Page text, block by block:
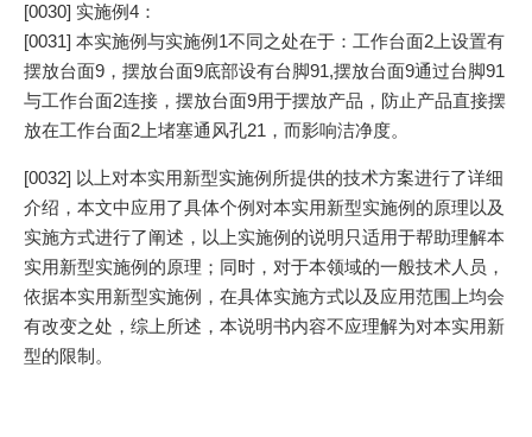
[0030] 实施例4：
[0031] 本实施例与实施例1不同之处在于：工作台面2上设置有
摆放台面9，摆放台面9底部设有台脚91,摆放台面9通过台脚91
与工作台面2连接，摆放台面9用于摆放产品，防止产品直接摆
放在工作台面2上堵塞通风孔21，而影响洁净度。
[0032] 以上对本实用新型实施例所提供的技术方案进行了详细
介绍，本文中应用了具体个例对本实用新型实施例的原理以及
实施方式进行了阐述，以上实施例的说明只适用于帮助理解本
实用新型实施例的原理；同时，对于本领域的一般技术人员，
依据本实用新型实施例，在具体实施方式以及应用范围上均会
有改变之处，综上所述，本说明书内容不应理解为对本实用新
型的限制。